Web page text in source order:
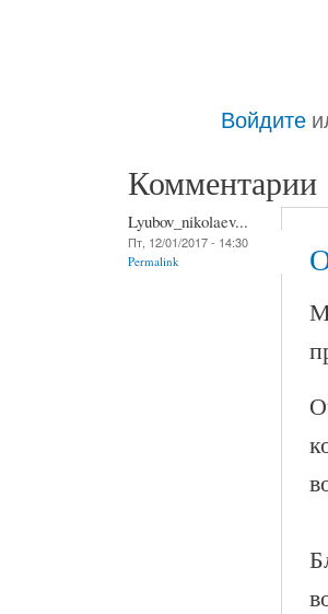
Войдите
Комментарии
Lyubov_nikolaev...
Пт, 12/01/2017 - 14:30
Permalink